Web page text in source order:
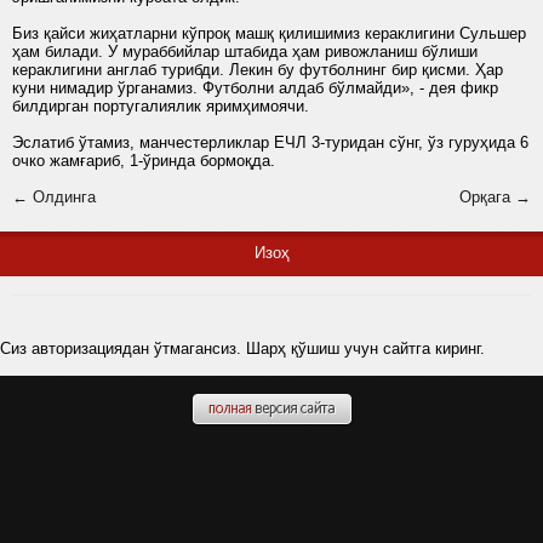
Биз қайси жиҳатларни кўпроқ машқ қилишимиз кераклигини Сульшер
ҳам билади. У мураббийлар штабида ҳам ривожланиш бўлиши
кераклигини англаб турибди. Лекин бу футболнинг бир қисми. Ҳар
куни нимадир ўрганамиз. Футболни алдаб бўлмайди», - дея фикр
билдирган португалиялик яримҳимоячи.
Эслатиб ўтамиз, манчестерликлар ЕЧЛ 3-туридан сўнг, ўз гуруҳида 6
очко жамғариб, 1-ўринда бормоқда.
← Олдинга
Орқага →
Изоҳ
Сиз авторизациядан ўтмагансиз. Шарҳ қўшиш учун сайтга киринг.